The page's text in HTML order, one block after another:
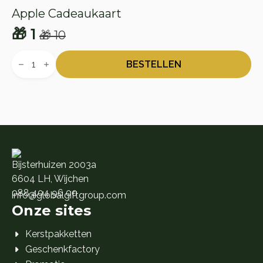
Apple Cadeaukaart
🎁10
Oorspronkelijke
prijs
🎁 1
Huidige
prijs
Cadeaukaart
BESTELLEN
Bijsterhuizen 2003a
6604 LH, Wijchen
088 404 96 00
info@globalgiftgroup.com
Onze sites
Kerstpakketten
Geschenkfactory